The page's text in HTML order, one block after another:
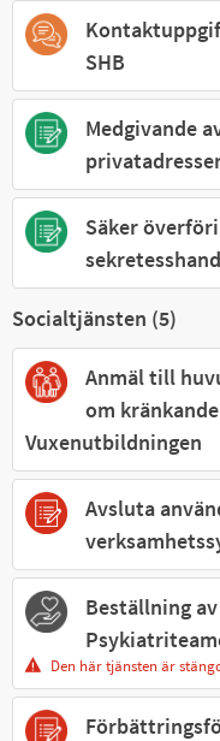
SHB
Medgivande
Säker
Socialtjänsten (5)
Anmäl till
om
Vuxenutbildningen
Avsluta
Beställning
Den här tjänsten är